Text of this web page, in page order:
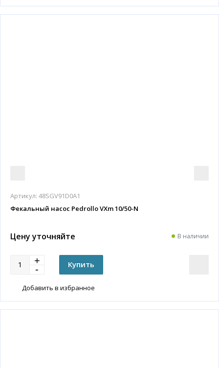
Артикул: 48SGV91D0A1
Фекальный насос Pedrollo VXm 10/50-N
Цену уточняйте В наличии
Добавить в избранное